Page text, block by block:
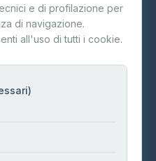
e di profilazione per
di navigazione.
all'uso di tutti i cookie.